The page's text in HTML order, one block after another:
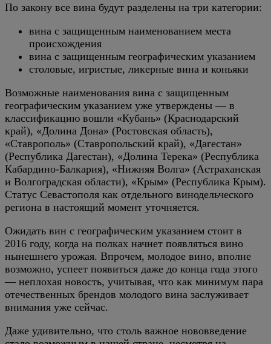
По закону все вина будут разделены на три категории:
вина с защищенным наименованием места
происхождения
вина с защищенным географическим указанием
столовые, игристые, ликерные вина и коньяки
Возможные наименования вина с защищенным
географическим указанием уже утверждены — в
классификацию вошли «Кубань» (Краснодарский
край), «Долина Дона» (Ростовская область),
«Ставрополь» (Ставропольский край), «Дагестан»
(Республика Дагестан), «Долина Терека» (Республика
Кабардино-Балкария), «Нижняя Волга» (Астраханская
и Волгоградская области), «Крым» (Республика Крым).
Статус Севастополя как отдельного винодельческого
региона в настоящий момент уточняется.
Ожидать вин с географическим указанием стоит в
2016 году, когда на полках начнет появляться вино
нынешнего урожая. Впрочем, молодое вино, вполне
возможно, успеет появиться даже до конца года этого
— неплохая новость, учитывая, что как минимум пара
отечественных брендов молодого вина заслуживает
внимания уже сейчас.
Даже удивительно, что столь важное нововведение